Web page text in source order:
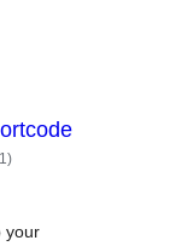
કુલ
રેટિંગ્સ
)
your